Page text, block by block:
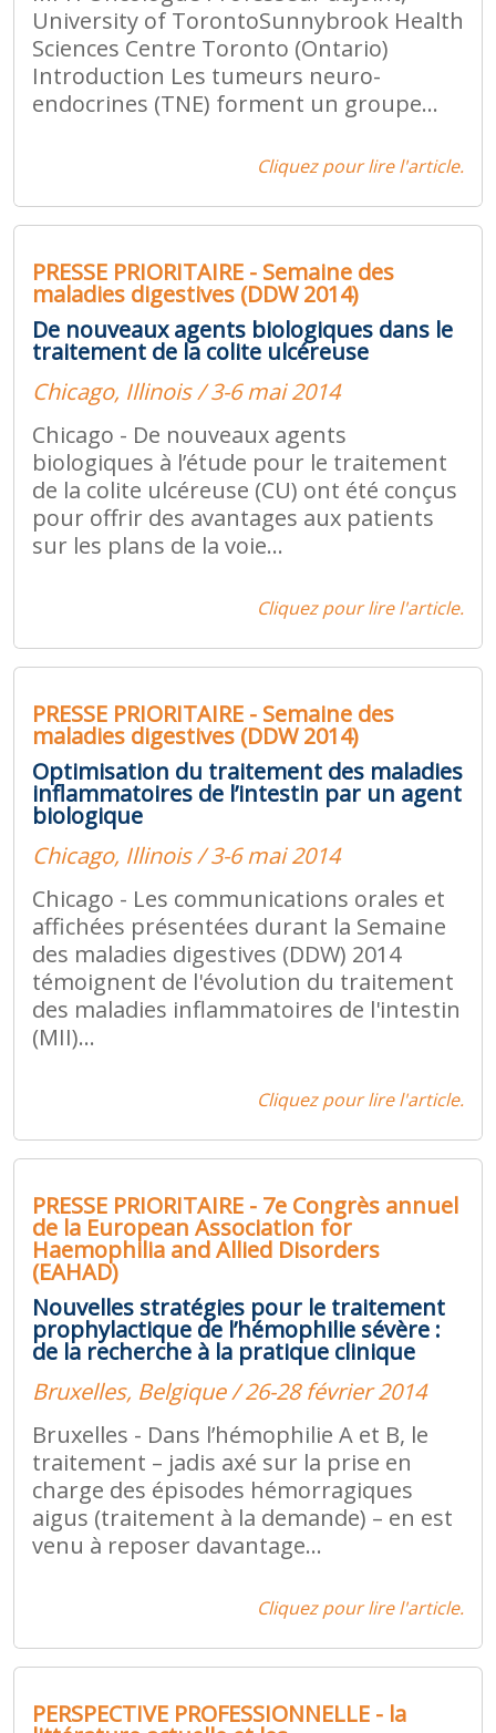
University of TorontoSunnybrook Health
Sciences Centre Toronto (Ontario)
Introduction Les tumeurs neuro-
endocrines (TNE) forment un groupe...
Cliquez pour lire l'article.
PRESSE PRIORITAIRE - Semaine des
maladies digestives (DDW 2014)
De nouveaux agents biologiques dans le
traitement de la colite ulcéreuse
Chicago, Illinois / 3-6 mai 2014
Chicago - De nouveaux agents
biologiques à l’étude pour le traitement
de la colite ulcéreuse (CU) ont été conçus
pour offrir des avantages aux patients
sur les plans de la voie...
Cliquez pour lire l'article.
PRESSE PRIORITAIRE - Semaine des
maladies digestives (DDW 2014)
Optimisation du traitement des maladies
inflammatoires de l’intestin par un agent
biologique
Chicago, Illinois / 3-6 mai 2014
Chicago - Les communications orales et
affichées présentées durant la Semaine
des maladies digestives (DDW) 2014
témoignent de l'évolution du traitement
des maladies inflammatoires de l'intestin
(MII)...
Cliquez pour lire l'article.
PRESSE PRIORITAIRE - 7e Congrès annuel
de la European Association for
Haemophilia and Allied Disorders
(EAHAD)
Nouvelles stratégies pour le traitement
prophylactique de l’hémophilie sévère :
de la recherche à la pratique clinique
Bruxelles, Belgique / 26-28 février 2014
Bruxelles - Dans l’hémophilie A et B, le
traitement – jadis axé sur la prise en
charge des épisodes hémorragiques
aigus (traitement à la demande) – en est
venu à reposer davantage...
Cliquez pour lire l'article.
PERSPECTIVE PROFESSIONNELLE - la